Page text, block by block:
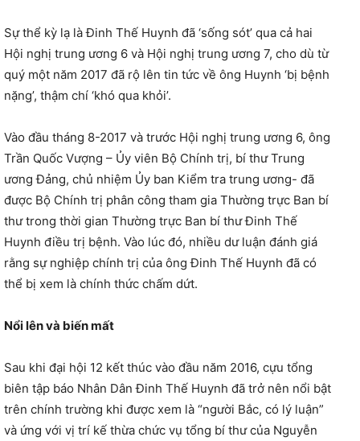
Sự thể kỳ lạ là Đinh Thế Huynh đã ‘sống sót’ qua cả hai
Hội nghị trung ương 6 và Hội nghị trung ương 7, cho dù từ
quý một năm 2017 đã rộ lên tin tức về ông Huynh ‘bị bệnh
nặng’, thậm chí ‘khó qua khỏi’.
Vào đầu tháng 8-2017 và trước Hội nghị trung ương 6, ông
Trần Quốc Vượng – Ủy viên Bộ Chính trị, bí thư Trung
ương Đảng, chủ nhiệm Ủy ban Kiểm tra trung ương- đã
được Bộ Chính trị phân công tham gia Thường trực Ban bí
thư trong thời gian Thường trực Ban bí thư Đinh Thế
Huynh điều trị bệnh. Vào lúc đó, nhiều dư luận đánh giá
rằng sự nghiệp chính trị của ông Đinh Thế Huynh đã có
thể bị xem là chính thức chấm dứt.
Nổi lên và biến mất
Sau khi đại hội 12 kết thúc vào đầu năm 2016, cựu tổng
biên tập báo Nhân Dân Đinh Thế Huynh đã trở nên nổi bật
trên chính trường khi được xem là “người Bắc, có lý luận”
và ứng với vị trí kế thừa chức vụ tổng bí thư của Nguyễn